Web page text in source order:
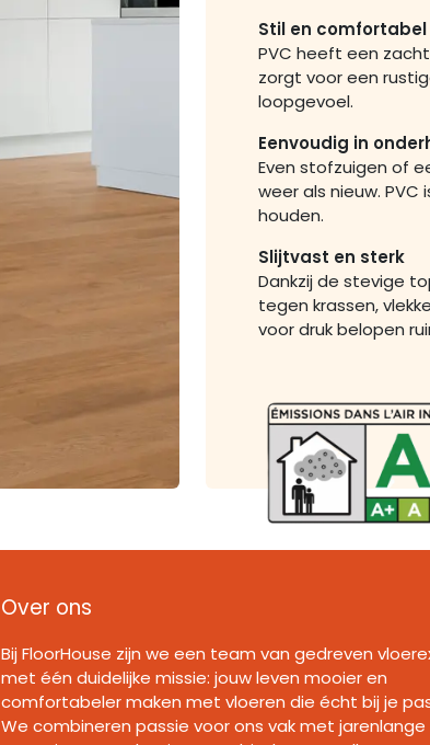
Stil en comfortabel
PVC heeft een
zorgt voor een
loopgevoel.
Eenvoudig in
Even stofzuigen of
weer als nieuw. PVC
houden.
Slijtvast en sterk
Dankzij de stevige
tegen krassen,
voor druk belopen
Over ons
Bij FloorHouse zijn we een team van gedreven
met één duidelijke missie: jouw leven mooier en
comfortabeler maken met vloeren die écht bij je
We combineren passie voor ons vak met jarenlange